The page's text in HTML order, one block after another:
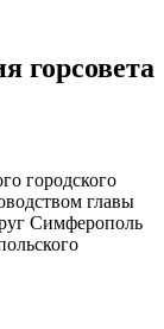
горсовета
городского
главы
Симферополь